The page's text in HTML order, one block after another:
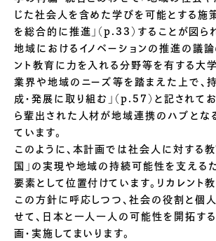
じた社会人を含めた学びを可能とする施
を総合的に推進」（p.33）することが図ら
地域におけるイノベーションの推進の議論
ント教育に力を入れる分野等を有する大
業界や地域のニーズ等を踏まえた上で、
成・発展に取り組む」（p.57）と記されて
ら輩出された人材が地域連携のハブとな
ています。
このように、本計画では社会人に対する教
国」の実現や地域の持続可能性を支える
要素として位置付けています。リカレント
この方針に呼応しつつ、社会の役割と個
せて、日本と一人一人の可能性を開拓す
画・実施してまいります。